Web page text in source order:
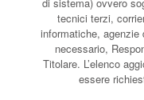
tecnici terzi,
informatiche,
necessario,
Titolare. L’elenco
essere